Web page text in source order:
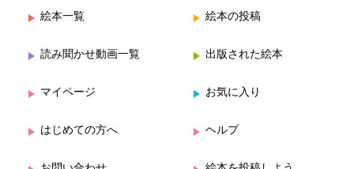
絵本一覧 絵本の投稿
読み聞かせ動画一覧 出版された絵本
マイページ お気に入り
はじめての方へ ヘルプ